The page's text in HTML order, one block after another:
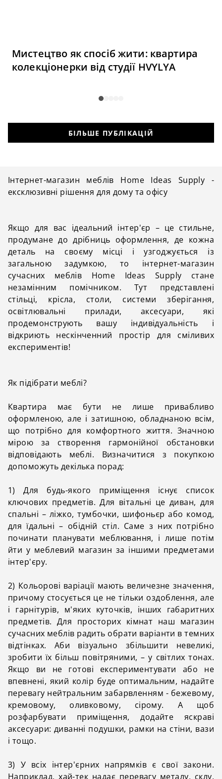
Мистецтво як спосіб жити: квартира
колекціонерки від студії HVYLYA
БІЛЬШЕ ПУБЛІКАЦІЙ
Інтернет-магазин меблів Home Ideas Supply -
ексклюзивні рішення для дому та офісу
Якщо для вас ідеальний інтер'єр – це стильне,
продумане до дрібниць оформлення, де кожна
деталь на своєму місці і узгоджується із
загальною задумкою, то інтернет-магазин
сучасних меблів Home Ideas Supply стане
незамінним помічником. Тут представлені
стільці, крісла, столи, системи зберігання,
освітлювальні прилади, аксесуари, які
продемонструють вашу індивідуальність і
відкриють нескінченний простір для сміливих
експериментів!
Як підібрати меблі?
Квартира має бути не лише привабливо
оформленою, але і затишною, обладнаною ​​всім,
що потрібно для комфортного життя. Значною
мірою за створення гармонійної обстановки
відповідають меблі. Визначитися з покупкою
допоможуть декілька порад:
1) Для будь-якого приміщення існує список
ключових предметів. Для вітальні це диван, для
спальні – ліжко, тумбочки, шифоньєр або комод,
для їдальні – обідній стіл. Саме з них потрібно
починати планувати меблювання, і лише потім
йти у меблевий магазин за іншими предметами
інтер'єру.
2) Кольорові варіації мають величезне значення,
причому стосується це не тільки оздоблення, але
і гарнітурів, м'яких куточків, інших габаритних
предметів. Для просторих кімнат наш магазин
сучасних меблів радить обрати варіанти в темних
відтінках. Аби візуально збільшити невеликі,
зробити їх більш повітряними, – у світлих тонах.
Якщо ви не готові експериментувати або не
впевнені, який колір буде оптимальним, надайте
перевагу нейтральним забарвленням - бежевому,
кремовому, оливковому, сірому. А щоб
розфарбувати приміщення, додайте яскраві
аксесуари: диванні подушки, рамки на стіни, вази
і тощо.
3) У всіх інтер'єрних напрямків є свої закони.
Наприклад, хай-тек надає перевагу металу, склу,